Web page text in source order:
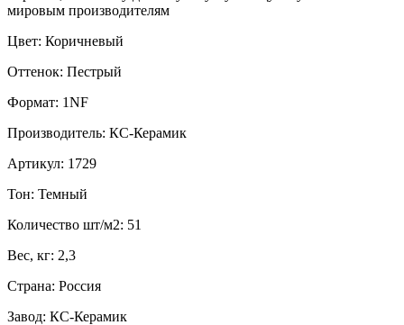
мировым производителям
Цвет: Коричневый
Оттенок: Пестрый
Формат: 1NF
Производитель: КС-Керамик
Артикул: 1729
Тон: Темный
Количество шт/м2: 51
Вес, кг: 2,3
Страна: Россия
Завод: КС-Керамик